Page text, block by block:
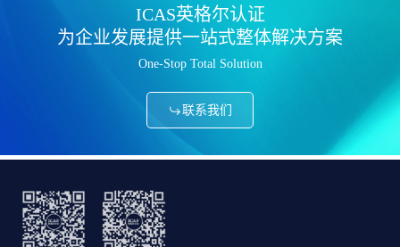
ICAS英格尔认证
为企业发展提供一站式整体解决方案
One-Stop Total Solution
联系我们